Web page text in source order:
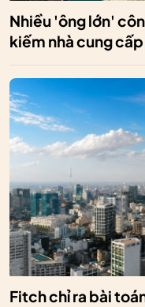
Nhiều 'ông lớn'
kiếm nhà cung
Fitch chỉ ra bài